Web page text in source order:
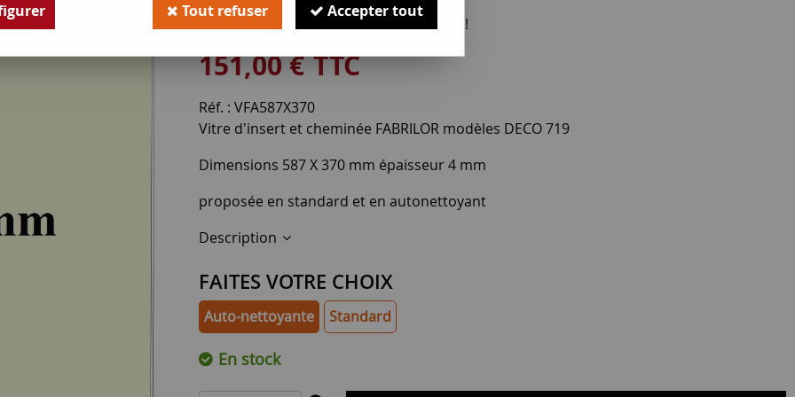
Soyez le premier à donner votre avis !
151,00€TTC
Réf. : VFA587X370
Vitre d'insert et cheminée FABRILOR modèles DECO 719
Dimensions 587 X 370 mm épaisseur 4 mm
proposée en standard et en autonettoyant
Description
FAITES VOTRE CHOIX
Auto-nettoyante Standard
En stock
Tout refuser Accepter tout